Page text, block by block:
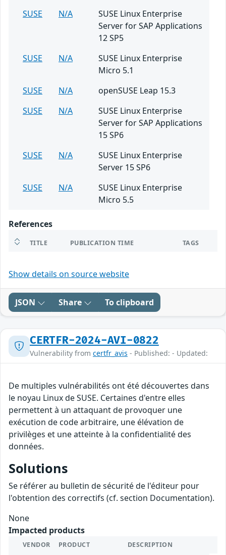
SUSE
N/A
SUSE Linux Enterprise
Server for SAP Applications
12 SP5
SUSE
N/A
SUSE Linux Enterprise
Micro 5.1
SUSE
N/A
openSUSE Leap 15.3
SUSE
N/A
SUSE Linux Enterprise
Server for SAP Applications
15 SP6
SUSE
N/A
SUSE Linux Enterprise
Server 15 SP6
SUSE
N/A
SUSE Linux Enterprise
Micro 5.5
References
TITLE PUBLICATION TIME TAGS
Show details on source website
JSON Share To clipboard
CERTFR-2024-AVI-0822
Vulnerability from certfr_avis - Published: - Updated:
De multiples vulnérabilités ont été découvertes dans
le noyau Linux de SUSE. Certaines d'entre elles
permettent à un attaquant de provoquer une
exécution de code arbitraire, une élévation de
privilèges et une atteinte à la confidentialité des
données.
Solutions
Se référer au bulletin de sécurité de l'éditeur pour
l'obtention des correctifs (cf. section Documentation).
None
Impacted products
VENDOR PRODUCT DESCRIPTION